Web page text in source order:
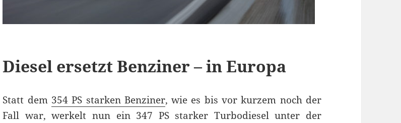
Diesel ersetzt Benziner – in Europa
Statt dem 354 PS starken Benziner, wie es bis vor kurzem noch der
Fall war, werkelt nun ein 347 PS starker Turbodiesel unter der